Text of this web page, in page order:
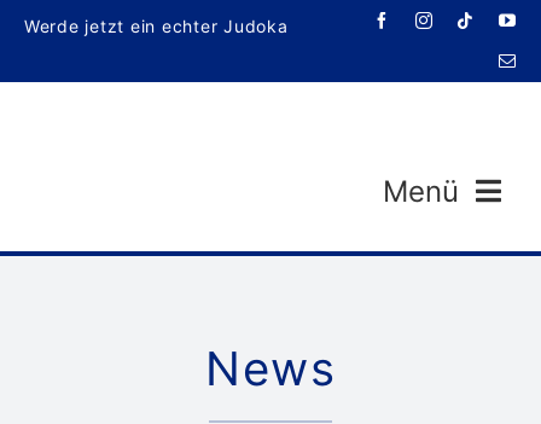
Zum
springen
Werde jetzt ein echter Judoka
Menü
News